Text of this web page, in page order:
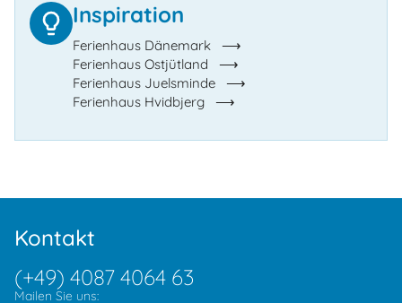
Inspiration
Ferienhaus Dänemark
Ferienhaus Ostjütland
Ferienhaus Juelsminde
Ferienhaus Hvidbjerg
Kontakt
(+49) 4087 4064 63
Mailen Sie uns: